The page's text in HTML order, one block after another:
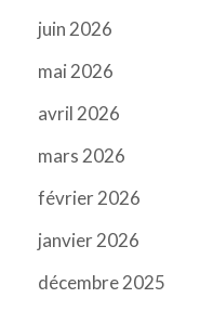
juin 2026
mai 2026
avril 2026
mars 2026
février 2026
janvier 2026
décembre 2025